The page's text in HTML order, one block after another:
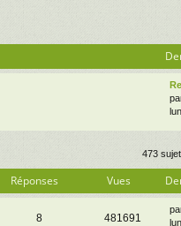
473
Réponses Vues
8 481691